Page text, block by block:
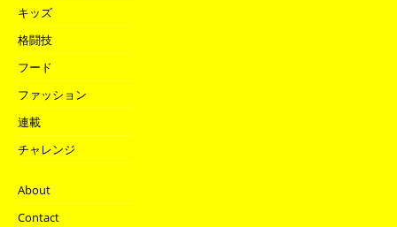
キッズ
格闘技
フード
ファッション
連載
チャレンジ
About
Contact